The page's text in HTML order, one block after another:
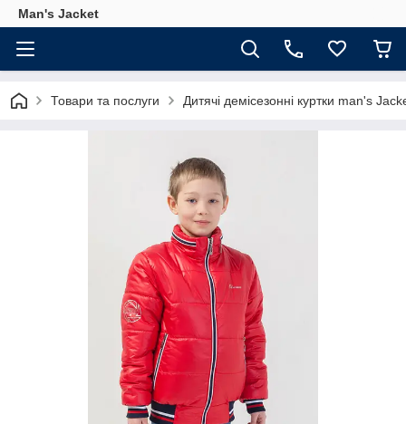
Man's Jacket
Товари та послуги Дитячі демісезонні куртки man's